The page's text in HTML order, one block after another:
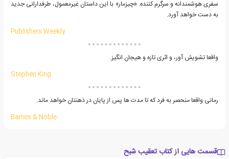
سفری هوشمندانه و سرگرم کننده. «چیزمار» با این داستان غیرمعمول، طرفدارانی جدید
به دست خواهد آورد.
Publishers Weekly
واقعا تشویش آور، و اثری تازه و هیجان انگیز.
Stephen King
رمانی واقعا منحصر به فرد که تا مدت ها پس از پایان در ذهنتان خواهد ماند.
Barnes & Noble
قسمت هایی از کتاب تعقیب شبح